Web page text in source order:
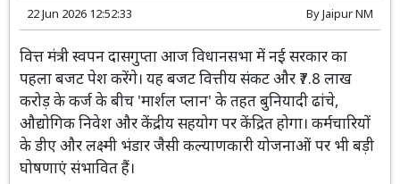
22 Jun 2026 12:52:33 ByJaipur NM
वित्त मंत्री स्वपन दासगुप्ता आज विधानसभा में नई सरकार का
पहला बजट पेश करेंगे। यह बजट वित्तीय संकट और ₹7.8 लाख
करोड़ के कर्ज के बीच 'मार्शल प्लान' के तहत बुनियादी ढांचे,
औद्योगिक निवेश और केंद्रीय सहयोग पर केंद्रित होगा। कर्मचारियों
के डीए और लक्ष्मी भंडार जैसी कल्याणकारी योजनाओं पर भी बड़ी
घोषणाएं संभावित हैं।